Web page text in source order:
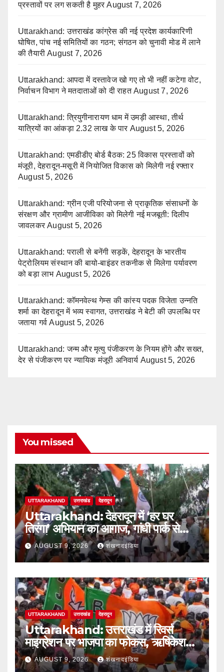
प्रस्तावों पर लग सकती है मुहर August 7, 2026
Uttarakhand: उत्तराखंड कांग्रेस की नई प्रदेश कार्यकारिणी
घोषित, पांच नई समितियों का गठन; संगठन को चुनावी मोड में लाने
की तैयारी August 7, 2026
Uttarakhand: आपदा में दस्तावेज खो गए तो भी नहीं कटेगा वोट,
निर्वाचन विभाग ने मतदाताओं को दी राहत August 7, 2026
Uttarakhand: त्रियुगीनारायण धाम में उमड़ी आस्था, तीर्थ
यात्रियों का आंकड़ा 2.32 लाख के पार August 5, 2026
Uttarakhand: एमडीडीए बोर्ड बैठक: 25 विकास प्रस्तावों को
मंजूरी, देहरादून-मसूरी में नियोजित विकास को मिलेगी नई रफ्तार
August 5, 2026
Uttarakhand: ग्रीन एजी परियोजना से प्राकृतिक संसाधनों के
संरक्षण और ग्रामीण आजीविका को मिलेगी नई मजबूती: दिलीप
जावलकर August 5, 2026
Uttarakhand: पराली से बनेंगी सड़कें, देहरादून के भारतीय
पेट्रोलियम संस्थान की बायो-बाइंडर तकनीक से मिलेगा पर्यावरण
को बड़ा लाभ August 5, 2026
Uttarakhand: कॉमनवेल्थ गेम्स की कांस्य पदक विजेता उन्नति
शर्मा का देहरादून में भव्य स्वागत, उत्तराखंड ने बेटी की उपलब्धि पर
जताया गर्व August 5, 2026
Uttarakhand: जन्म और मृत्यु पंजीकरण के नियम होंगे और सख्त,
देर से पंजीकरण पर न्यायिक मंजूरी अनिवार्य August 5, 2026
You missed
UTTARAKHAND उत्तराखंड देहरादून
Uttarakhand: देहरादून में ‘हर घर
तिरंगा’ अभियान का आगाज, गांधी पार्क से
निकलेगी तिरंगा यात्रा
AUGUST 9, 2026 शंखनादइंडिया
UTTARAKHAND उत्तराखंड देहरादून
Uttarakhand: उत्तराखंड में रिवर्स
माइग्रेशन पर भाजपा का फोकस, ऋषिकेश
और हल्द्वानी में होंगे बड़े सम्मेलन
AUGUST 9, 2026 शंखनादइंडिया